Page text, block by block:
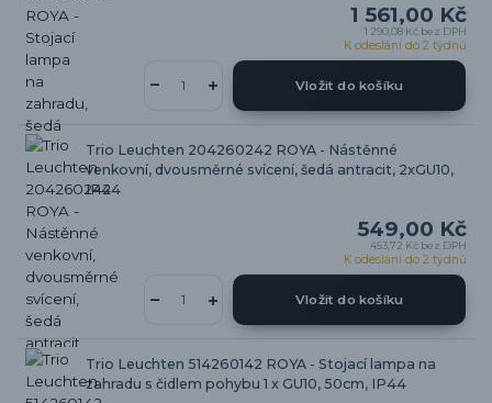
1 561,00 Kč
1 290,08 Kč bez DPH
K odeslání do 2 týdnů
Vložit do košíku
Trio Leuchten 204260242 ROYA - Nástěnné
venkovní, dvousměrné svícení, šedá antracit, 2xGU10,
IP44
549,00 Kč
453,72 Kč bez DPH
K odeslání do 2 týdnů
Vložit do košíku
Trio Leuchten 514260142 ROYA - Stojací lampa na
zahradu s čidlem pohybu 1 x GU10, 50cm, IP44